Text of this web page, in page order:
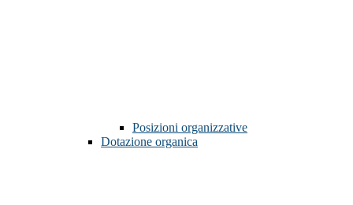
Posizioni organizzative
Dotazione organica